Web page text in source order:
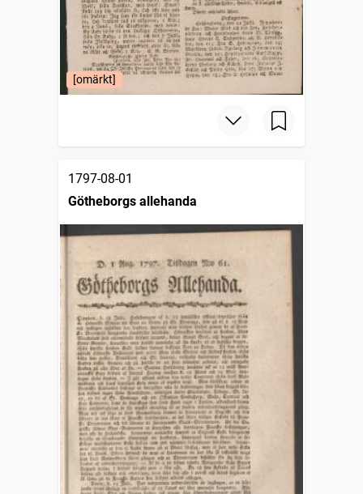
[omärkt]
1797-08-01
Götheborgs allehanda